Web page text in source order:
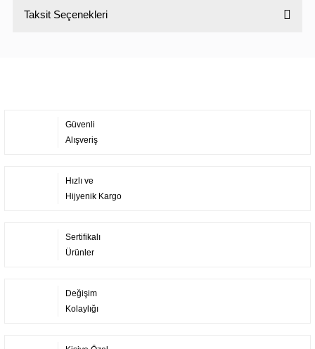
Taksit Seçenekleri
Güvenli
Alışveriş
Hızlı ve
Hijyenik Kargo
Sertifikalı
Ürünler
Değişim
Kolaylığı